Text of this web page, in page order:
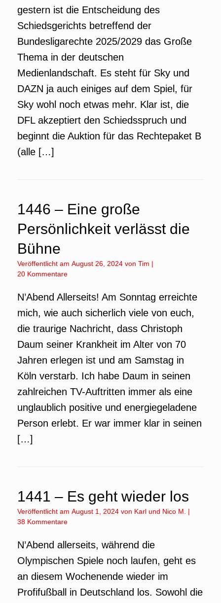
gestern ist die Entscheidung des
Schiedsgerichts betreffend der
Bundesligarechte 2025/2029 das Große
Thema in der deutschen
Medienlandschaft. Es steht für Sky und
DAZN ja auch einiges auf dem Spiel, für
Sky wohl noch etwas mehr. Klar ist, die
DFL akzeptiert den Schiedsspruch und
beginnt die Auktion für das Rechtepaket B
(alle […]
1446 – Eine große
Persönlichkeit verlässt die
Bühne
Veröffentlicht am August 26, 2024 von Tim |
20 Kommentare
N’Abend Allerseits! Am Sonntag erreichte
mich, wie auch sicherlich viele von euch,
die traurige Nachricht, dass Christoph
Daum seiner Krankheit im Alter von 70
Jahren erlegen ist und am Samstag in
Köln verstarb. Ich habe Daum in seinen
zahlreichen TV-Auftritten immer als eine
unglaublich positive und energiegeladene
Person erlebt. Er war immer klar in seinen
[…]
1441 – Es geht wieder los
Veröffentlicht am August 1, 2024 von Karl und Nico M.
|
38 Kommentare
N’Abend allerseits, während die
Olympischen Spiele noch laufen, geht es
an diesem Wochenende wieder im
Profifußball in Deutschland los. Sowohl die